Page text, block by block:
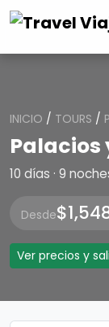
INICIO / TOURS /
Palacios
10 días · 9
Desde
Ver precios y